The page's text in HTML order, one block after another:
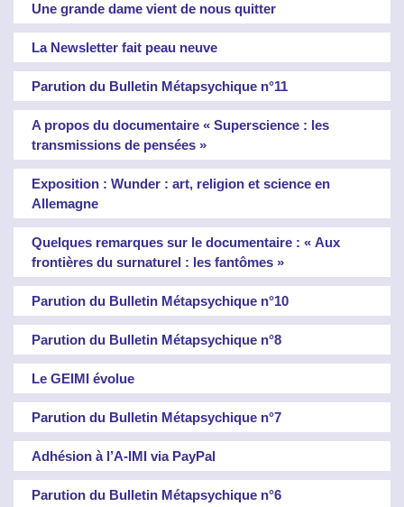
Une grande dame vient de nous quitter
La Newsletter fait peau neuve
Parution du Bulletin Métapsychique n°11
A propos du documentaire « Superscience : les
transmissions de pensées »
Exposition : Wunder : art, religion et science en
Allemagne
Quelques remarques sur le documentaire : « Aux
frontières du surnaturel : les fantômes »
Parution du Bulletin Métapsychique n°10
Parution du Bulletin Métapsychique n°8
Le GEIMI évolue
Parution du Bulletin Métapsychique n°7
Adhésion à l’A-IMI via PayPal
Parution du Bulletin Métapsychique n°6